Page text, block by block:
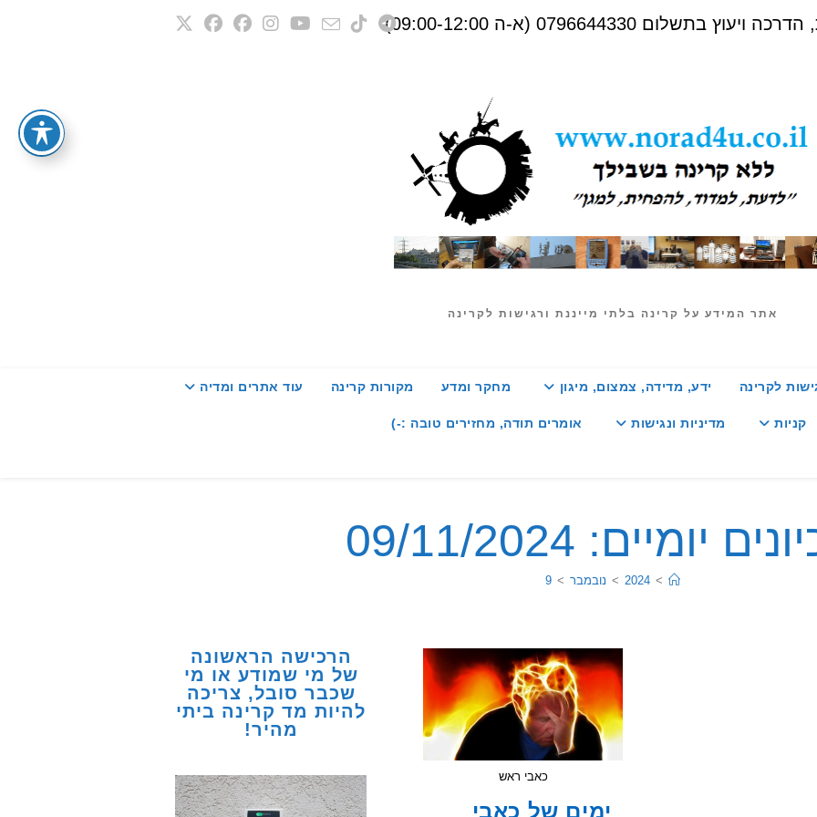
0796644330 (א-ה 09:00-12:00)
אתר המידע על קרינה בלתי מייננת ורגישות לקרינה
לקרינה ידע, מדידה, צמצום, מיגון מחקר ומדע מקורות קרינה עוד אתרים ומדיה
קניות מדיניות ונגישות אומרים תודה, מחזירים טובה :-)
יומיים: 09/11/2024
>
2024
> נובמבר >
9
הרכישה הראשונה
של מי שמודע או מי
שכבר סובל, צריכה
להיות מד קרינה ביתי
מהיר!
כאבי ראש
ימים של כאבי